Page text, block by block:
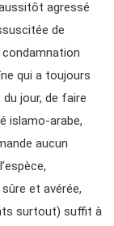
agressé
de
qui a toujours
jour, de faire
islamo-arabe,
aucun
et avérée,
surtout) suffit à